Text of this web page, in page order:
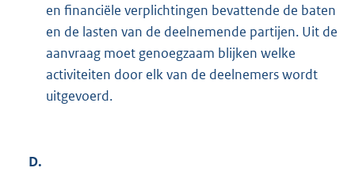
en financiële verplichtingen bevattende de baten
en de lasten van de deelnemende partijen. Uit de
aanvraag moet genoegzaam blijken welke
activiteiten door elk van de deelnemers wordt
uitgevoerd.
D.